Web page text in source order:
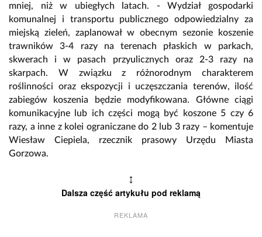
mniej, niż w ubiegłych latach. - Wydział gospodarki
komunalnej i transportu publicznego odpowiedzialny za
miejską zieleń, zaplanował w obecnym sezonie koszenie
trawników 3-4 razy na terenach płaskich w parkach,
skwerach i w pasach przyulicznych oraz 2-3 razy na
skarpach. W związku z różnorodnym charakterem
roślinności oraz ekspozycji i uczęszczania terenów, ilość
zabiegów koszenia będzie modyfikowana. Główne ciągi
komunikacyjne lub ich części mogą być koszone 5 czy 6
razy, a inne z kolei ograniczane do 2 lub 3 razy – komentuje
Wiesław Ciepiela, rzecznik prasowy Urzędu Miasta
Gorzowa.
↕
Dalsza część artykułu pod reklamą
REKLAMA